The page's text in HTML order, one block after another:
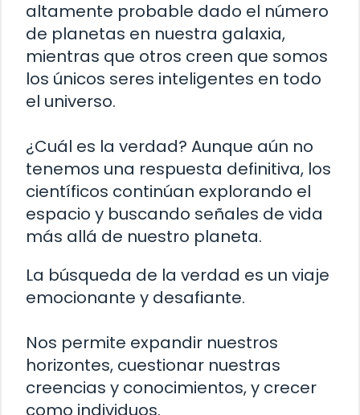
altamente probable dado el número
de planetas en nuestra galaxia,
mientras que otros creen que somos
los únicos seres inteligentes en todo
el universo.
¿Cuál es la verdad? Aunque aún no
tenemos una respuesta definitiva, los
científicos continúan explorando el
espacio y buscando señales de vida
más allá de nuestro planeta.
La búsqueda de la verdad es un viaje
emocionante y desafiante.
Nos permite expandir nuestros
horizontes, cuestionar nuestras
creencias y conocimientos, y crecer
como individuos.